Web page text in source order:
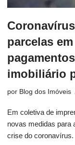
parcelas
imobiliário
por Blog dos Imóveis
Em coletiva de
novas medidas para
crise do coronavírus.